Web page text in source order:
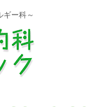
ギー科～